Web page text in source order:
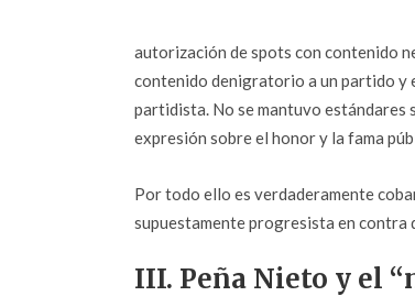
autorización de spots con contenido
contenido denigratorio a un partido y
partidista. No se mantuvo estándares
expresión sobre el honor y la fama
Por todo ello es verdaderamente
supuestamente progresista en contra
III. Peña Nieto y el